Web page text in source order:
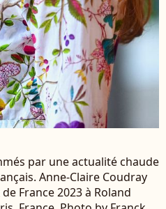
par une actualité chaude
Anne-Claire Coudray
France 2023 à Roland